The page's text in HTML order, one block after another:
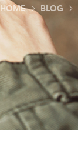
HOME BLOG